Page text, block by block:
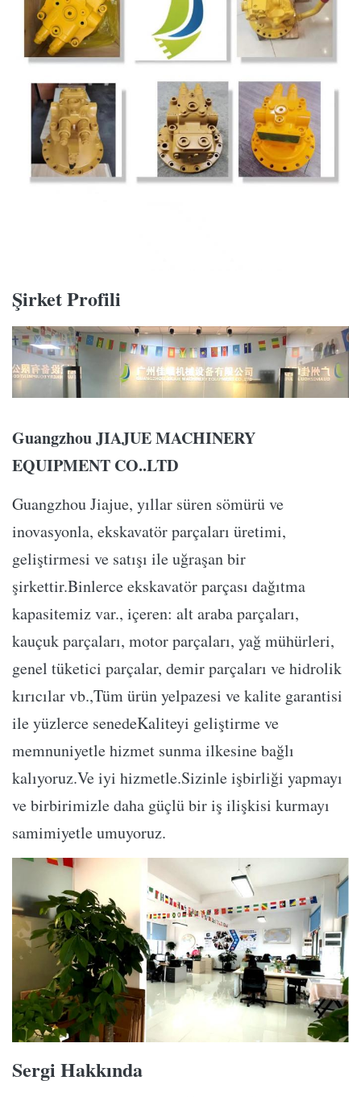
Şirket Profili
Guangzhou JIAJUE MACHINERY
EQUIPMENT CO..LTD
Guangzhou Jiajue, yıllar süren sömürü ve
inovasyonla, ekskavatör parçaları üretimi,
geliştirmesi ve satışı ile uğraşan bir
şirkettir.Binlerce ekskavatör parçası dağıtma
kapasitemiz var., içeren: alt araba parçaları,
kauçuk parçaları, motor parçaları, yağ mühürleri,
genel tüketici parçalar, demir parçaları ve hidrolik
kırıcılar vb.,Tüm ürün yelpazesi ve kalite garantisi
ile yüzlerce senedeKaliteyi geliştirme ve
memnuniyetle hizmet sunma ilkesine bağlı
kalıyoruz.Ve iyi hizmetle.Sizinle işbirliği yapmayı
ve birbirimizle daha güçlü bir iş ilişkisi kurmayı
samimiyetle umuyoruz.
Sergi Hakkında